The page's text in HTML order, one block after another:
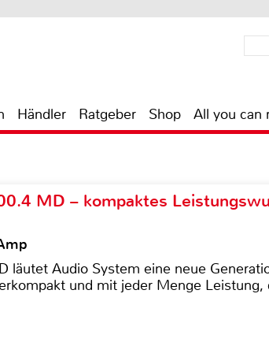
Händler Ratgeber Shop All you can
MD – kompaktes
läutet Audio System eine neue
und mit jeder Menge